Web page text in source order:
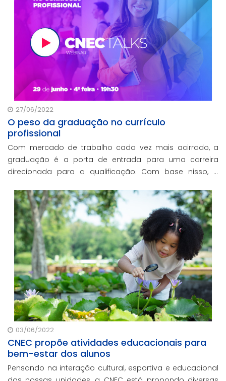
27/06/2022
O peso da graduação no currículo
profissional
Com mercado de trabalho cada vez mais acirrado, a
graduação é a porta de entrada para uma carreira
direcionada para a qualificação. Com base nisso, a
aprimorada sobre a importância do Ensino Superior.
03/06/2022
CNEC propõe atividades educacionais para
bem-estar dos alunos
Pensando na interação cultural, esportiva e educacional